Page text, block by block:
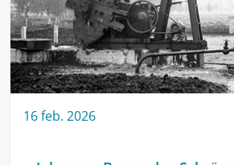
16feb. 2026